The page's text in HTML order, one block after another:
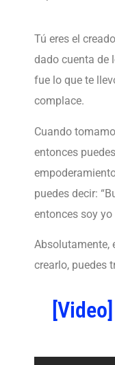
Tú eres el
dado cuenta de
fue lo que te
complace.
Cuando
entonces
puedes decir:
entonces soy yo
Absolutamente,
crearlo, puedes